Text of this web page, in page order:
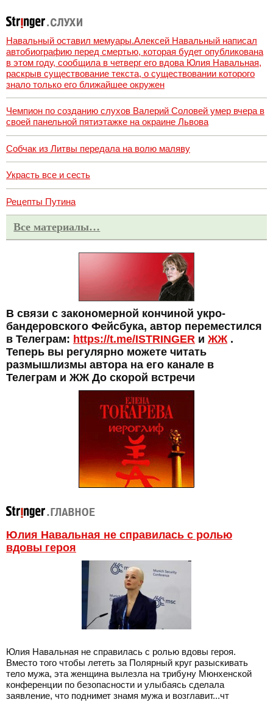
Навальный оставил мемуары.Алексей Навальный написал
автобиографию перед смертью, которая будет опубликована
в этом году, сообщила в четверг его вдова Юлия Навальная,
раскрыв существование текста, о существовании которого
знало только его ближайшее окружен
Чемпион по созданию слухов Валерий Соловей умер вчера в
своей панельной пятиэтажке на окраине Львова
Собчак из Литвы передала на волю маляву
Украсть все и сесть
Рецепты Путина
Все материалы…
В связи с закономерной кончиной укро-
бандеровского Фейсбука, автор переместился
в Телеграм: https://t.me/ISTRINGER и ЖЖ.
Теперь вы регулярно можете читать
размышлизмы автора на его канале в
Телеграм и ЖЖ До скорой встречи
Юлия Навальная не справилась с ролью
вдовы героя
Юлия Навальная не справилась с ролью вдовы героя.
Вместо того чтобы лететь за Полярный круг разыскивать
тело мужа, эта женщина вылезла на трибуну Мюнхенской
конференции по безопасности и улыбаясь сделала
заявление, что поднимет знамя мужа и возглавит...чт